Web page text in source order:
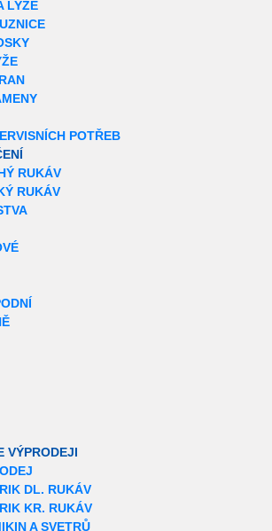
LYŽE
POTŘEB
RUKÁV
RUKÁV
VÝPRODEJI
DL. RUKÁV
KR. RUKÁV
A SVETRŮ